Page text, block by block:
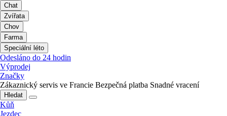
Chat
Zvířata
Chov
Farma
Speciální léto
Odesláno do 24 hodin
Výprodej
Značky
Zákaznický servis ve Francie Bezpečná platba Snadné vracení
Hledat
Kůň
Jezdec